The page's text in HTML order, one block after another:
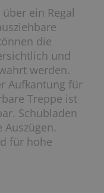
ein Regal
die
und
werden.
Aufkantung für
Treppe ist
Schubladen
Auszügen.
für hohe